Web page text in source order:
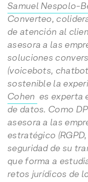
Samuel Nespolo-
Converteo,
de atención al
asesora a las
soluciones
(voicebots,
sostenible la
Cohen es experta
de datos. Como
asesora a las
estratégico
seguridad de su
que forma a
retos jurídicos de